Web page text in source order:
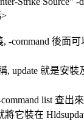
>
command 後面可
update 就是安裝
list 查出來
它裝在